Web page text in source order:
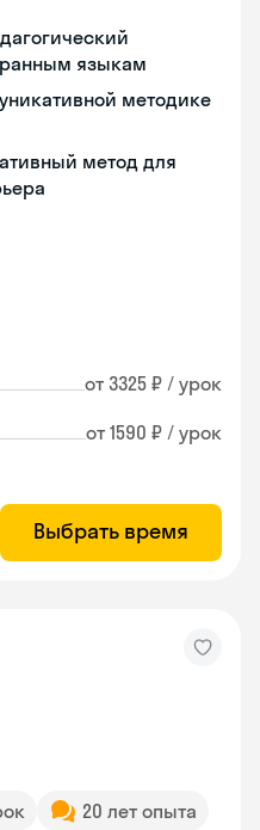
языкам
методике
метод для
от 3325 ₽ / урок
от 1590 ₽ / урок
Выбрать время
20 лет опыта